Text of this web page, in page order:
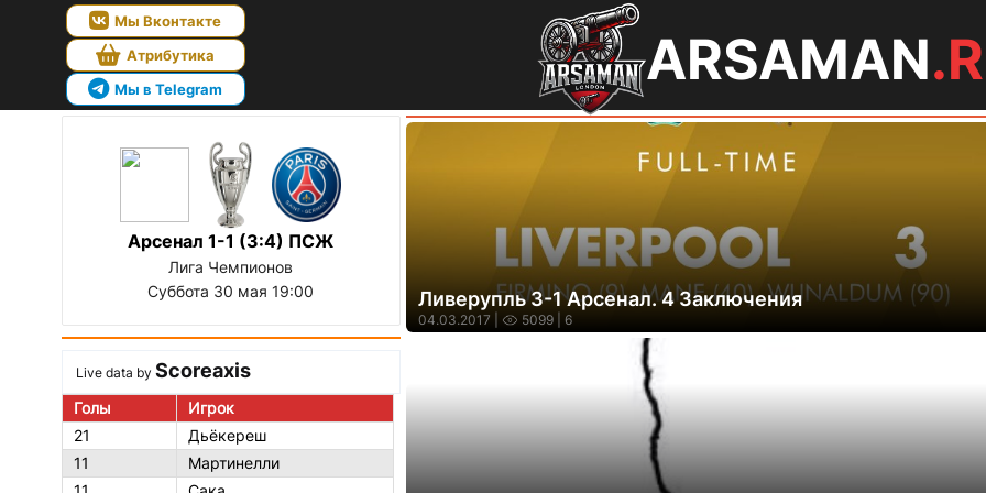
Мы Вконтакте
Атрибутика
Мы в Telegram
ARSAMAN
Арсенал 1-1 (3:4) ПСЖ
Лига Чемпионов
Суббота 30 мая 19:00
Live data by Scoreaxis
Голы
Игрок
21
Дьёкереш
11
Мартинелли
Ливерупль 3-1 Арсенал. 4 Заключения
04.03.2017 | 5099 | 6